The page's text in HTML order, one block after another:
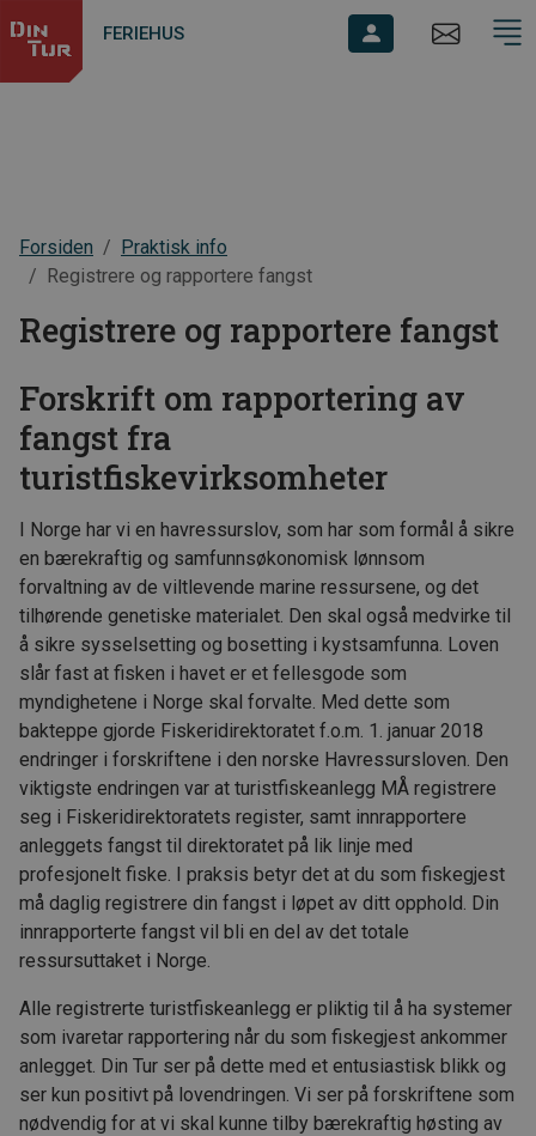
FERIEHUS
Forsiden
Praktisk info
Registrere og rapportere fangst
Registrere og rapportere fangst
Forskrift om rapportering av
fangst fra
turistfiskevirksomheter
I Norge har vi en havressurslov, som har som formål å sikre
en bærekraftig og samfunnsøkonomisk lønnsom
forvaltning av de viltlevende marine ressursene, og det
tilhørende genetiske materialet. Den skal også medvirke til
å sikre sysselsetting og bosetting i kystsamfunna. Loven
slår fast at fisken i havet er et fellesgode som
myndighetene i Norge skal forvalte. Med dette som
bakteppe gjorde Fiskeridirektoratet f.o.m. 1. januar 2018
endringer i forskriftene i den norske Havressursloven. Den
viktigste endringen var at turistfiskeanlegg MÅ registrere
seg i Fiskeridirektoratets register, samt innrapportere
anleggets fangst til direktoratet på lik linje med
profesjonelt fiske. I praksis betyr det at du som fiskegjest
må daglig registrere din fangst i løpet av ditt opphold. Din
innrapporterte fangst vil bli en del av det totale
ressursuttaket i Norge.
Alle registrerte turistfiskeanlegg er pliktig til å ha systemer
som ivaretar rapportering når du som fiskegjest ankommer
anlegget. Din Tur ser på dette med et entusiastisk blikk og
ser kun positivt på lovendringen. Vi ser på forskriftene som
nødvendig for at vi skal kunne tilby bærekraftig høsting av